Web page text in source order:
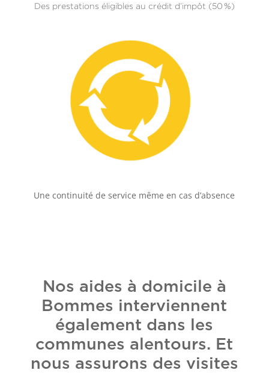
Des prestations éligibles au crédit d’impôt (50 %)
Une continuité de service même en cas d’absence
Nos aides à domicile à
Bommes interviennent
également dans les
communes alentours. Et
nous assurons des visites